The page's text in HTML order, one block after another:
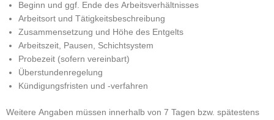
Beginn und ggf. Ende des Arbeitsverhältnisses
Arbeitsort und Tätigkeitsbeschreibung
Zusammensetzung und Höhe des Entgelts
Arbeitszeit, Pausen, Schichtsystem
Probezeit (sofern vereinbart)
Überstundenregelung
Kündigungsfristen und -verfahren
Weitere Angaben müssen innerhalb von 7 Tagen bzw. spätestens